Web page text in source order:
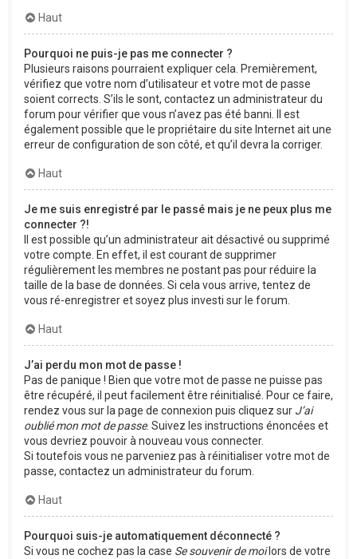
Haut
Pourquoi ne puis-je pas me connecter ?
Plusieurs raisons pourraient expliquer cela. Premièrement,
vérifiez que votre nom d’utilisateur et votre mot de passe
soient corrects. S’ils le sont, contactez un administrateur du
forum pour vérifier que vous n’avez pas été banni. Il est
également possible que le propriétaire du site Internet ait une
erreur de configuration de son côté, et qu’il devra la corriger.
Haut
Je me suis enregistré par le passé mais je ne peux plus me
connecter ?!
Il est possible qu’un administrateur ait désactivé ou supprimé
votre compte. En effet, il est courant de supprimer
régulièrement les membres ne postant pas pour réduire la
taille de la base de données. Si cela vous arrive, tentez de
vous ré-enregistrer et soyez plus investi sur le forum.
Haut
J’ai perdu mon mot de passe !
Pas de panique ! Bien que votre mot de passe ne puisse pas
être récupéré, il peut facilement être réinitialisé. Pour ce faire,
rendez vous sur la page de connexion puis cliquez sur J’ai
oublié mon mot de passe. Suivez les instructions énoncées et
vous devriez pouvoir à nouveau vous connecter.
Si toutefois vous ne parveniez pas à réinitialiser votre mot de
passe, contactez un administrateur du forum.
Haut
Pourquoi suis-je automatiquement déconnecté ?
Si vous ne cochez pas la case Se souvenir de moilors de votre